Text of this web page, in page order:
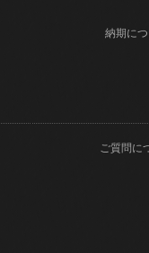
納期に
ご質問に